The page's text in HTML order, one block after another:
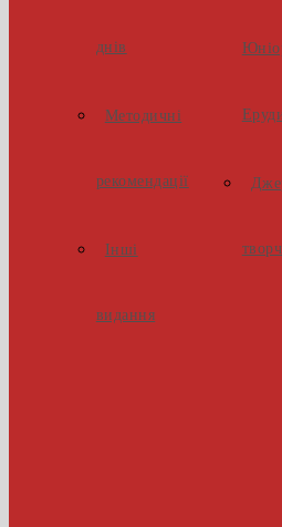
днів
Методичні
рекомендації
Інші
видання